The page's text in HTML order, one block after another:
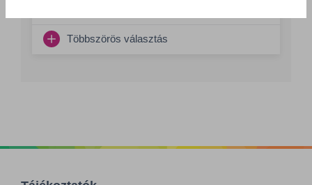
Többszörös választás